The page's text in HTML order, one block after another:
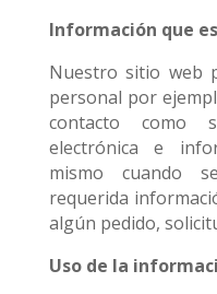
Información que
Nuestro sitio web
personal por
contacto como
electrónica e
mismo cuando
requerida
algún pedido,
Uso de la